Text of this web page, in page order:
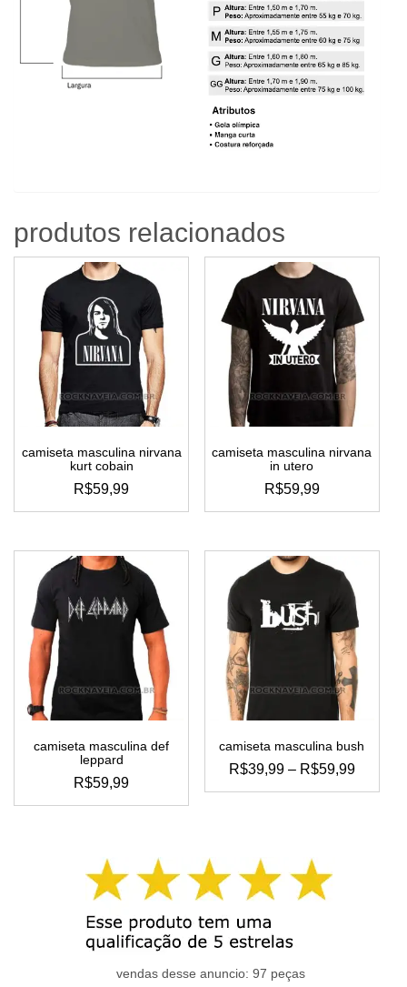
produtos relacionados
camiseta masculina nirvana
kurt cobain
R$59,99
este
tem
várias
variantes.
as
opções
podem
escolhidas
na
produto
camiseta masculina nirvana
in utero
R$59,99
este
tem
várias
as
opções
escolhidas
na
produto
camiseta masculina def
leppard
R$59,99
este
várias
variantes.
as
opções
podem
escolhidas
camiseta masculina bush
R$39,99 – R$59,99FAIXA
DE
este
variantes.
as
opções
ser
na
vendas desse anuncio: 97 peças